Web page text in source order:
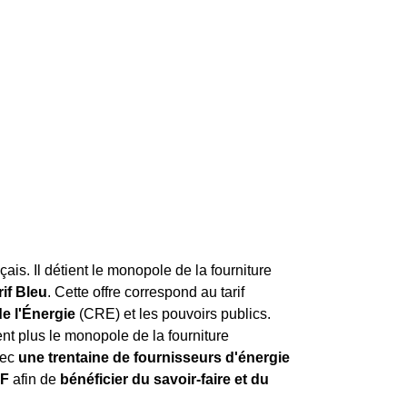
Il détient le monopole de la fourniture
Bleu. Cette offre correspond au tarif
l'Énergie (CRE) et les pouvoirs publics.
plus le monopole de la fourniture
une trentaine de fournisseurs d'énergie
afin de bénéficier du savoir-faire et du